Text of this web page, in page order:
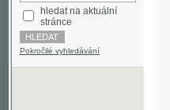
Pokročilé vyhledávání